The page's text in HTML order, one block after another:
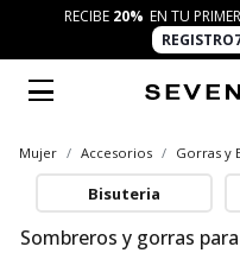
RECIBE 20% EN TU
Mujer Accesorios Gorras y
Bisuteria
Sombreros y gorras